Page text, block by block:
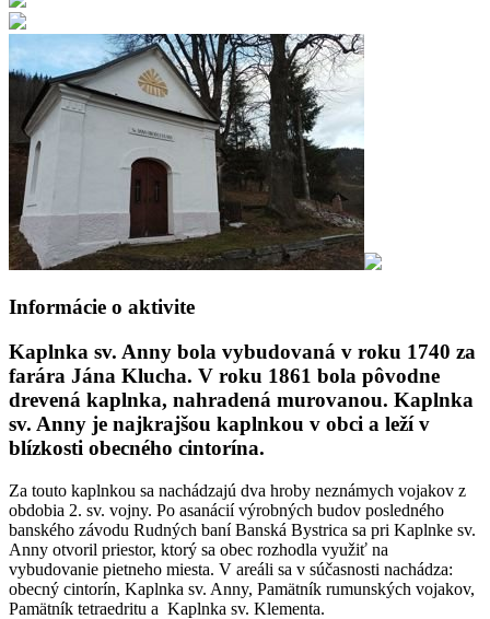
Informácie o aktivite
Kaplnka sv. Anny bola vybudovaná v roku 1740 za
farára Jána Klucha. V roku 1861 bola pôvodne
drevená kaplnka, nahradená murovanou. Kaplnka
sv. Anny je najkrajšou kaplnkou v obci a leží v
blízkosti obecného cintorína.
Za touto kaplnkou sa nachádzajú dva hroby neznámych vojakov z
obdobia 2. sv. vojny. Po asanácií výrobných budov posledného
banského závodu Rudných baní Banská Bystrica sa pri Kaplnke sv.
Anny otvoril priestor, ktorý sa obec rozhodla využiť na
vybudovanie pietneho miesta. V areáli sa v súčasnosti nachádza:
obecný cintorín, Kaplnka sv. Anny, Pamätník rumunských vojakov,
Pamätník tetraedritu a Kaplnka sv. Klementa.